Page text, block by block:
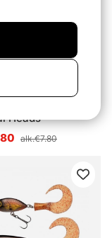
Heads
alk.€7.80